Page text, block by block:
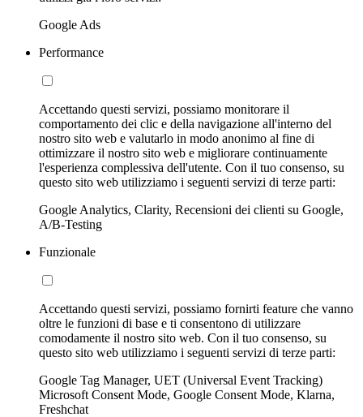
Google Ads
Performance
Accettando questi servizi, possiamo monitorare il
comportamento dei clic e della navigazione all'interno del
nostro sito web e valutarlo in modo anonimo al fine di
ottimizzare il nostro sito web e migliorare continuamente
l'esperienza complessiva dell'utente. Con il tuo consenso, su
questo sito web utilizziamo i seguenti servizi di terze parti:
Google Analytics, Clarity, Recensioni dei clienti su Google,
A/B-Testing
Funzionale
Accettando questi servizi, possiamo fornirti feature che vanno
oltre le funzioni di base e ti consentono di utilizzare
comodamente il nostro sito web. Con il tuo consenso, su
questo sito web utilizziamo i seguenti servizi di terze parti:
Google Tag Manager, UET (Universal Event Tracking)
Microsoft Consent Mode, Google Consent Mode, Klarna,
Freshchat